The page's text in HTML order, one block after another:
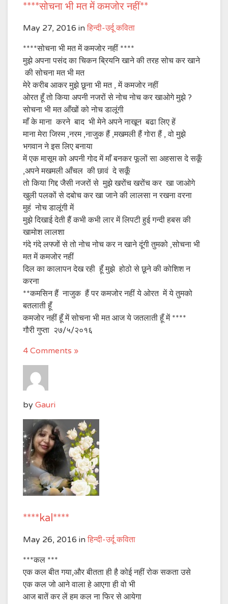
****सोचना भी मत में कमजोर नहीं**
May 27, 2016 in हिन्दी-उर्दू कविता
****सोचना भी मत में कमजोर नहीं ****
मुझे अपना पसंद का चिकन ब्रियनि खाने की तरह सोच कर खाने
की सोचना मत भी मत
मेरे करीब आकर मुझे छूना भी मत , में कमजोर नहीं
ओरत हूँ तो किया अपनी नजरों से नोच नोच कर खाओगे मुझे ?
सोचना भी मत आँखों को नोच डालूंगी
माँ के माना करने बाद भी मेने अपने नाखून बढा लिए हें
माना मेरा जिस्म ,नरम ,नाजुक हैं ,मखमली हैं गोरा हैं , वो मुझे
भगवान ने इस लिए बनाया
में एक मासूम को अपनी गोद में माँ बनकर फूलों सा अहसास दे सकूँ
,अपने मखमली आँचल की छावं दे सकूँ
तो किया गिद्द जैसी नजरों से मुझे खरोंच खरोंच कर खा जाओगे
खुली पलकों से दबोच कर खा जाने की लालसा न रखना वरना
मुहं नोच डालूंगी में
मुझे दिखाई देती हैं कभी कभी लार में लिपटी हुई गन्दी हबस की
खामोश लालशा
गंदे गंदे लफ्जों से तो नोच नोच कर न खाने दूंगी तुमको ,सोचना भी
मत में कमजोर नहीं
दिल का कालापन देख रही हूँ मुझे होठो से छूने की कोशिश न
करना
**कमसिन हैं नाजुक हैं पर कमजोर नहीं ये ओरत में ये तुमको
बतलाती हूँ
कमजोर नहीं हूँ में सोचना भी मत आज ये जतलाती हूँ में ****
गौरी गुप्ता २७/५/२०१६
4 Comments »
by Gauri
****kal****
May 26, 2016 in हिन्दी-उर्दू कविता
***कल ***
एक कल बीत गया,और बीतता ही है कोई नहीं रोक सकता उसे
एक कल जो आने वाला हे आएगा ही वो भी
आज बातें कर लें हम कल ना फिर से आयेगा